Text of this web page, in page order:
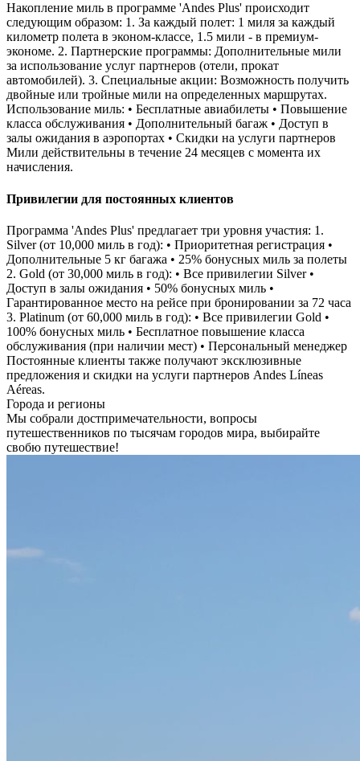
Накопление миль в программе 'Andes Plus' происходит
следующим образом: 1. За каждый полет: 1 миля за каждый
километр полета в эконом-классе, 1.5 мили - в премиум-
экономе. 2. Партнерские программы: Дополнительные мили
за использование услуг партнеров (отели, прокат
автомобилей). 3. Специальные акции: Возможность получить
двойные или тройные мили на определенных маршрутах.
Использование миль: • Бесплатные авиабилеты • Повышение
класса обслуживания • Дополнительный багаж • Доступ в
залы ожидания в аэропортах • Скидки на услуги партнеров
Мили действительны в течение 24 месяцев с момента их
начисления.
Привилегии для постоянных клиентов
Программа 'Andes Plus' предлагает три уровня участия: 1.
Silver (от 10,000 миль в год): • Приоритетная регистрация •
Дополнительные 5 кг багажа • 25% бонусных миль за полеты
2. Gold (от 30,000 миль в год): • Все привилегии Silver •
Доступ в залы ожидания • 50% бонусных миль •
Гарантированное место на рейсе при бронировании за 72 часа
3. Platinum (от 60,000 миль в год): • Все привилегии Gold •
100% бонусных миль • Бесплатное повышение класса
обслуживания (при наличии мест) • Персональный менеджер
Постоянные клиенты также получают эксклюзивные
предложения и скидки на услуги партнеров Andes Líneas
Aéreas.
Города и регионы
Мы собрали достпримечательности, вопросы
путешественников по тысячам городов мира, выбирайте
свобю путешествие!